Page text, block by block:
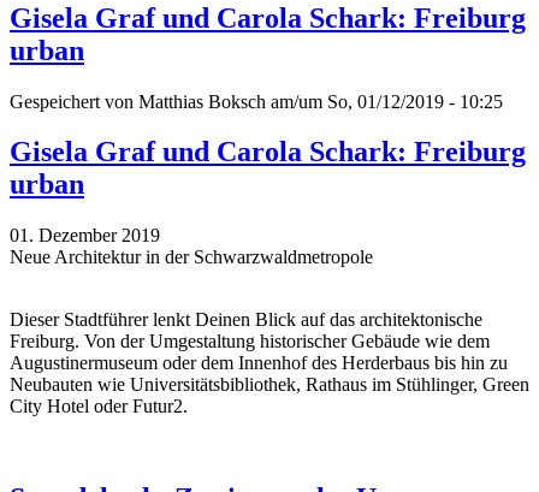
Gisela Graf und Carola Schark: Freiburg
urban
Gespeichert von Matthias Boksch am/um So, 01/12/2019 - 10:25
Gisela Graf und Carola Schark: Freiburg
urban
01. Dezember 2019
Neue Architektur in der Schwarzwaldmetropole
Dieser Stadtführer lenkt Deinen Blick auf das architektonische
Freiburg. Von der Umgestaltung historischer Gebäude wie dem
Augustinermuseum oder dem Innenhof des Herderbaus bis hin zu
Neubauten wie Universitätsbibliothek, Rathaus im Stühlinger, Green
City Hotel oder Futur2.